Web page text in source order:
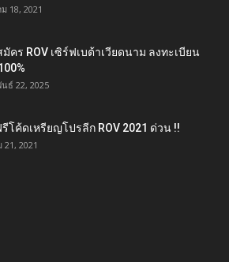
18, 2021
คร ROV เซิร์ฟเบต้าเวียดนาม ลงทะเบียน
ธ์ 22, 2025
โค้ดเหรียญโปรลีก ROV 2021 ด่วน !!
2021